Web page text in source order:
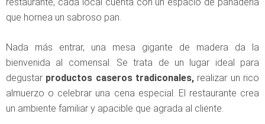
que hornea un sabroso pan.
Nada más entrar, una mesa gigante de madera da la
bienvenida al comensal. Se trata de un lugar ideal para
degustar productos caseros tradiconales, realizar un rico
almuerzo o celebrar una cena especial. El restaurante crea
un ambiente familiar y apacible que agrada al cliente.